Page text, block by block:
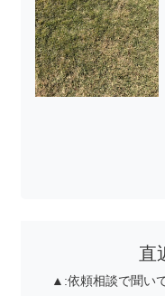
直
▲:依頼相談で聞い